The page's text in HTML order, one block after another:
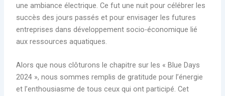
une ambiance électrique. Ce fut une nuit pour célébrer les
succès des jours passés et pour envisager les futures
entreprises dans développement socio-économique lié
aux ressources aquatiques.
Alors que nous clôturons le chapitre sur les « Blue Days
2024 », nous sommes remplis de gratitude pour l’énergie
et l’enthousiasme de tous ceux qui ont participé. Cet